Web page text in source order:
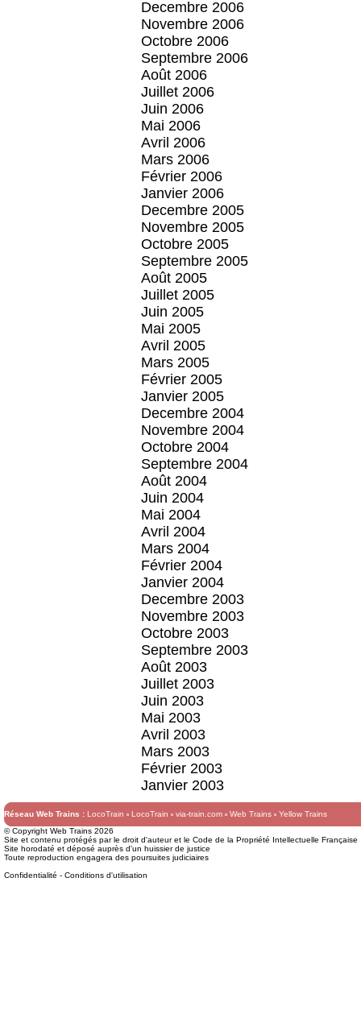
Decembre 2006
Novembre 2006
Octobre 2006
Septembre 2006
Août 2006
Juillet 2006
Juin 2006
Mai 2006
Avril 2006
Mars 2006
Février 2006
Janvier 2006
Decembre 2005
Novembre 2005
Octobre 2005
Septembre 2005
Août 2005
Juillet 2005
Juin 2005
Mai 2005
Avril 2005
Mars 2005
Février 2005
Janvier 2005
Decembre 2004
Novembre 2004
Octobre 2004
Septembre 2004
Août 2004
Juin 2004
Mai 2004
Avril 2004
Mars 2004
Février 2004
Janvier 2004
Decembre 2003
Novembre 2003
Octobre 2003
Septembre 2003
Août 2003
Juillet 2003
Juin 2003
Mai 2003
Avril 2003
Mars 2003
Février 2003
Janvier 2003
Réseau Web Trains : LocoTrain LocoTrain via-train.com Web Trains
Yellow Trains
© Copyright Web Trains 2026
Site et contenu protégés par le droit d'auteur et le Code de la Propriété Intellectuelle Française
Site horodaté et déposé auprès d'un huissier de justice
Toute reproduction engagera des poursuites judiciaires
Confidentialité - Conditions d'utilisation